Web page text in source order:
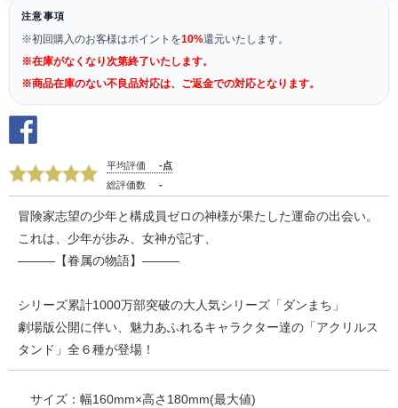
注意事項
※初回購入のお客様はポイントを10%還元いたします。
※在庫がなくなり次第終了いたします。
※商品在庫のない不良品対応は、ご返金での対応となります。
平均評価
-点
総評価数
-
冒険家志望の少年と構成員ゼロの神様が果たした運命の出会い。
これは、少年が歩み、女神が記す、
―――【眷属の物語】―――
シリーズ累計1000万部突破の大人気シリーズ「ダンまち」
劇場版公開に伴い、魅力あふれるキャラクター達の「アクリルス
タンド」全６種が登場！
サイズ：幅160mm×高さ180mm(最大値)